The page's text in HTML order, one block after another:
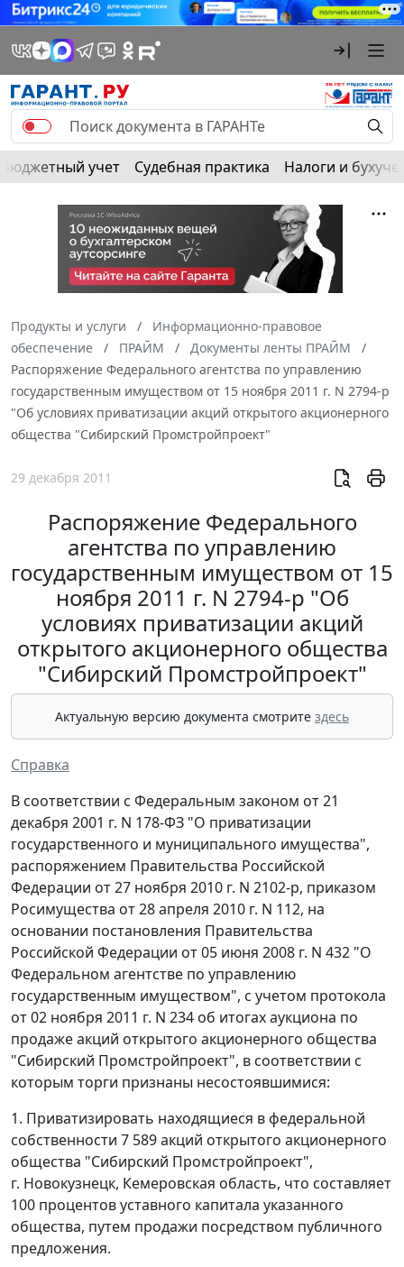
Бюджетный учет Судебная практика Налоги и
Продукты и услуги
Информационно-правовое
обеспечение
ПРАЙМ
Документы ленты ПРАЙМ
Распоряжение Федерального агентства по управлению
государственным имуществом от 15 ноября 2011 г. N 2794-р
"Об условиях приватизации акций открытого акционерного
общества "Сибирский Промстройпроект"
29 декабря 2011
Распоряжение Федерального
агентства по управлению
государственным имуществом от 15
ноября 2011 г. N 2794-р "Об
условиях приватизации акций
открытого акционерного общества
"Сибирский Промстройпроект"
Актуальную версию документа смотрите здесь
Справка
В соответствии с Федеральным законом от 21
декабря 2001 г. N 178-ФЗ "О приватизации
государственного и муниципального имущества",
распоряжением Правительства Российской
Федерации от 27 ноября 2010 г. N 2102-р, приказом
Росимущества от 28 апреля 2010 г. N 112, на
основании постановления Правительства
Российской Федерации от 05 июня 2008 г. N 432 "О
Федеральном агентстве по управлению
государственным имуществом", с учетом протокола
от 02 ноября 2011 г. N 234 об итогах аукциона по
продаже акций открытого акционерного общества
"Сибирский Промстройпроект", в соответствии с
которым торги признаны несостоявшимися:
1. Приватизировать находящиеся в федеральной
собственности 7 589 акций открытого акционерного
общества "Сибирский Промстройпроект",
г. Новокузнецк, Кемеровская область, что составляет
100 процентов уставного капитала указанного
общества, путем продажи посредством публичного
предложения.